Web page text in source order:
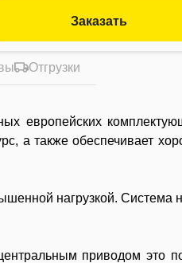
Заказать
Отгрузки
европейских
а также обеспечивает
нагрузкой. Система
приводом это